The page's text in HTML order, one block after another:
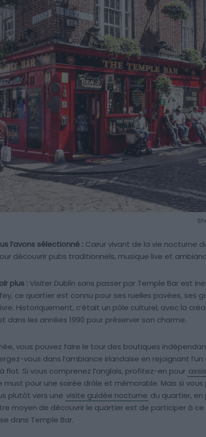
l’avons sélectionné : Cœur vivant de la vie nocturne
découvrir pubs traditionnels, musique live et
plus :Visiter Dublin sans passer par Temple Bar est
ce quartier est connu pour ses ruelles pavées, ses
Historiquement, c’était un pôle culturel, avec la
dans les années 1990 pour préserver son charme.
vous pouvez faire le tour des boutiques
vous dans l’ambiance irlandaise en rejoignant
flot. Si vous comprenez l’anglais, profitez-en pour
must pour une soirée drôle et mémorable. Mais si
plutôt vers une visite guidée nocturne du quartier,
moyen de découvrir le quartier est de participer à ce
dans Temple Bar.